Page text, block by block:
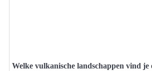
Welke vulkanische landschappen vind je